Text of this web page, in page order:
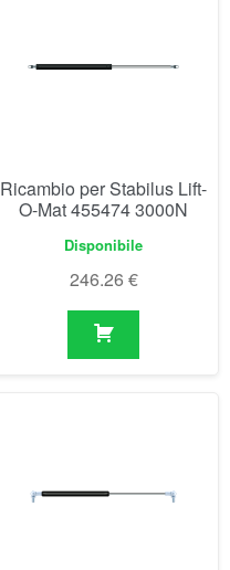
Ricambio per Stabilus Lift-
O-Mat 455474 3000N
Disponibile
246.26 €